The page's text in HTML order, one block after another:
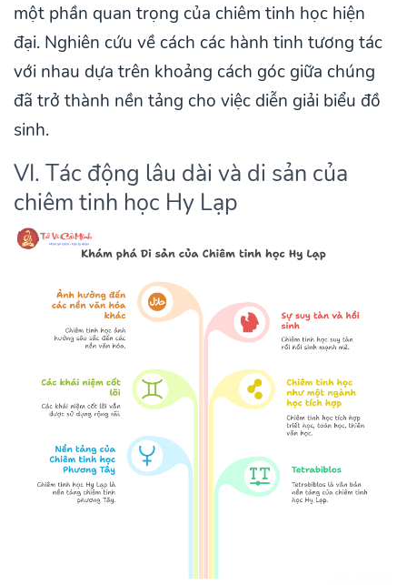
một phần quan trọng của chiêm tinh học hiện
đại. Nghiên cứu về cách các hành tinh tương tác
với nhau dựa trên khoảng cách góc giữa chúng
đã trở thành nền tảng cho việc diễn giải biểu đồ
sinh.
VI. Tác động lâu dài và di sản của
chiêm tinh học Hy Lạp